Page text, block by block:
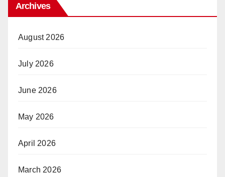
Archives
August 2026
July 2026
June 2026
May 2026
April 2026
March 2026